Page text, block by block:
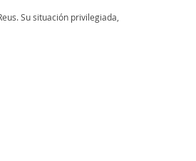
Su situación privilegiada,